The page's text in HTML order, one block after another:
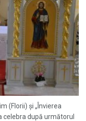
(Florii) și „Învierea
celebra după următorul